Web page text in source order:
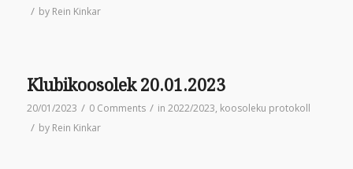
/ by Rein Kinkar
Klubikoosolek 20.01.2023
20/01/2023 / 0 Comments / in 2022/2023, koosoleku protokoll
/ by Rein Kinkar